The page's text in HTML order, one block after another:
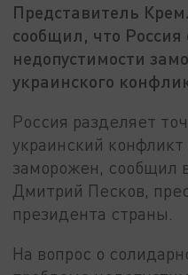
Представитель
сообщил, что Россия
недопустимости
украинского
Россия разделяет
украинский
заморожен, сообщил
Дмитрий Песков,
президента страны.
На вопрос о